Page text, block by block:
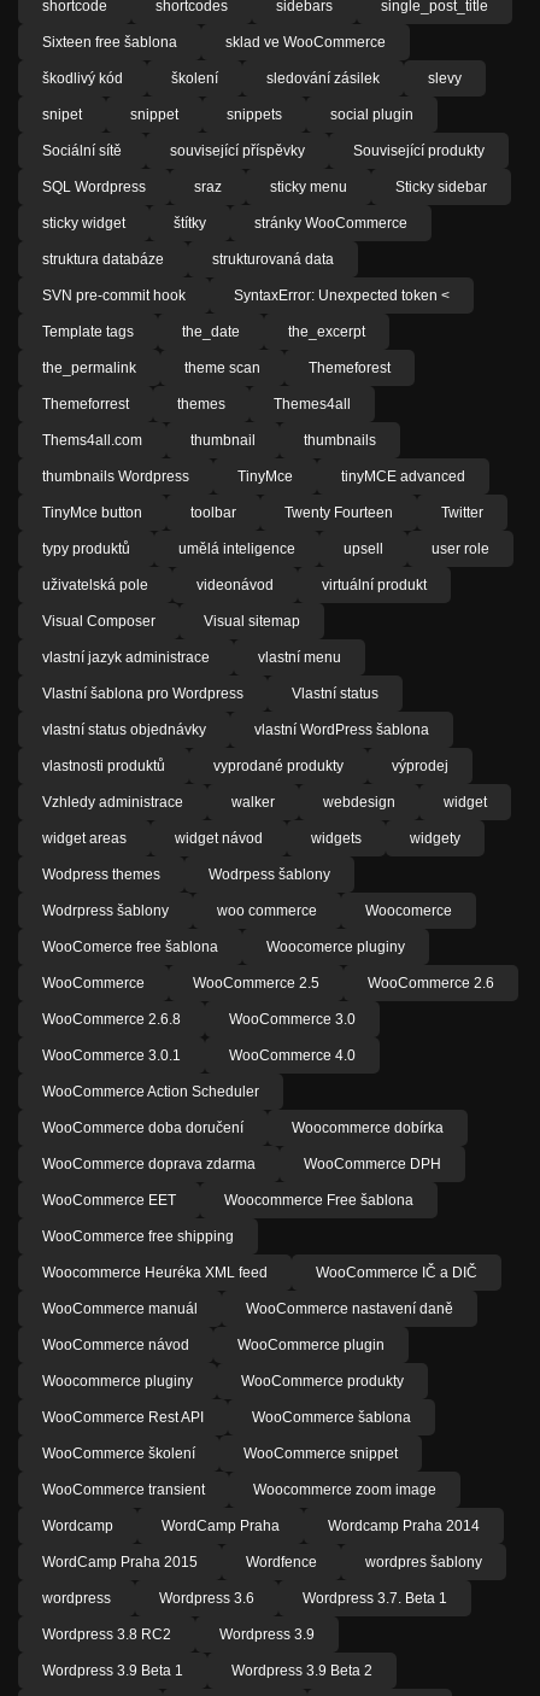
shortcode shortcodes sidebars single_post_title
Sixteen free šablona sklad ve WooCommerce
škodlivý kód školení sledování zásilek slevy
snipet snippet snippets social plugin
Sociální sítě související příspěvky Související produkty
SQL Wordpress sraz sticky menu Sticky sidebar
sticky widget štítky stránky WooCommerce
struktura databáze strukturovaná data
SVN pre-commit hook SyntaxError: Unexpected token <
Template tags the_date the_excerpt
the_permalink theme scan Themeforest
Themeforrest themes Themes4all
Thems4all.com thumbnail thumbnails
thumbnails Wordpress TinyMce tinyMCE advanced
TinyMce button toolbar Twenty Fourteen Twitter
typy produktů umělá inteligence upsell user role
uživatelská pole videonávod virtuální produkt
Visual Composer Visual sitemap
vlastní jazyk administrace vlastní menu
Vlastní šablona pro Wordpress Vlastní status
vlastní status objednávky vlastní WordPress šablona
vlastnosti produktů vyprodané produkty výprodej
Vzhledy administrace walker webdesign widget
widget areas widget návod widgets widgety
Wodpress themes Wodrpess šablony
Wodrpress šablony woo commerce Woocomerce
WooComerce free šablona Woocomerce pluginy
WooCommerce WooCommerce 2.5 WooCommerce 2.6
WooCommerce 2.6.8 WooCommerce 3.0
WooCommerce 3.0.1 WooCommerce 4.0
WooCommerce Action Scheduler
WooCommerce doba doručení Woocommerce dobírka
WooCommerce doprava zdarma WooCommerce DPH
WooCommerce EET Woocommerce Free šablona
WooCommerce free shipping
Woocommerce Heuréka XML feed WooCommerce IČ a DIČ
WooCommerce manuál WooCommerce nastavení daně
WooCommerce návod WooCommerce plugin
Woocommerce pluginy WooCommerce produkty
WooCommerce Rest API WooCommerce šablona
WooCommerce školení WooCommerce snippet
WooCommerce transient Woocommerce zoom image
Wordcamp WordCamp Praha Wordcamp Praha 2014
WordCamp Praha 2015 Wordfence wordpres šablony
wordpress Wordpress 3.6 Wordpress 3.7. Beta 1
Wordpress 3.8 RC2 Wordpress 3.9
Wordpress 3.9 Beta 1 Wordpress 3.9 Beta 2